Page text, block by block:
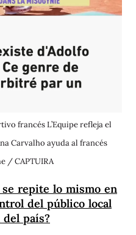
francés L’Equipe refleja el
Carvalho ayuda al francés
/ CAPTUIRA
se repite lo mismo en
del público local
país?